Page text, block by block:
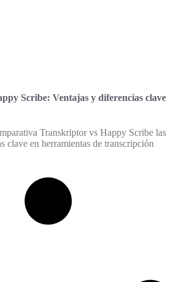
Scribe: Ventajas y diferencias clave
Transkriptor vs Happy Scribe las
clave en herramientas de transcripción